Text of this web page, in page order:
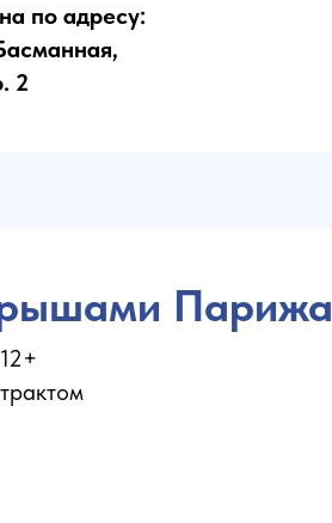
по адресу:
2
Парижа